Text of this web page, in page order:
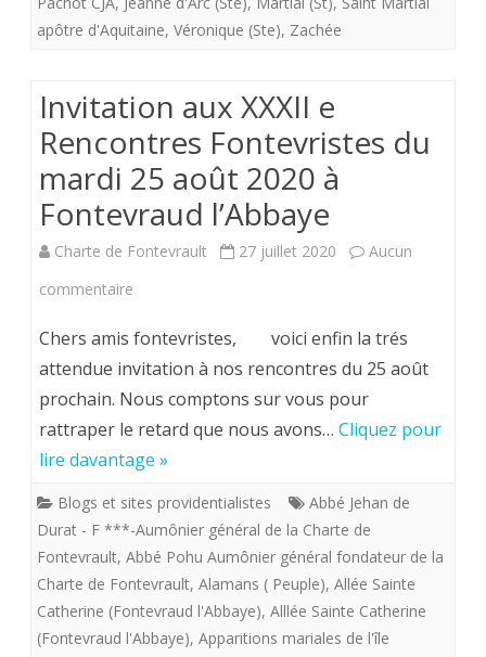
25
Fontevraud
apôtre d'Aquitaine, Véronique (Ste), Zachée
Invitation aux XXXII e
Rencontres Fontevristes du
mardi 25 août 2020 à
Fontevraud l’Abbaye
Charte de Fontevrault 27 juillet 2020
Aucun
commentaire
aux
XXXII
e
Fontevristes
du
mardi
25
Chers amis fontevristes, voici enfin la trés
attendue invitation à nos rencontres du 25 août
prochain. Nous comptons sur vous pour
rattraper le retard que nous avons… Cliquez pour
lire davantage »
Blogs et sites providentialistes
Abbé Jehan de
Durat - F ***-Aumônier général de la Charte de
Fontevrault, Abbé Pohu Aumônier général fondateur de la
Charte de Fontevrault, Alamans ( Peuple), Allée Sainte
Catherine (Fontevraud l'Abbaye), Alllée Sainte Catherine
(Fontevraud l'Abbaye), Apparitions mariales de l'île